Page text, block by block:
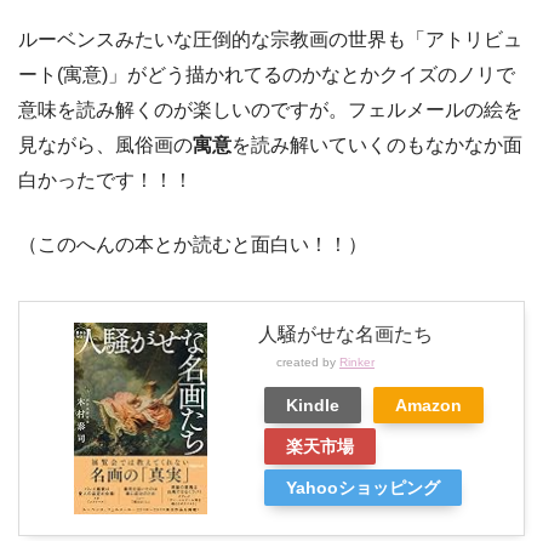
ルーベンスみたいな圧倒的な宗教画の世界も「アトリビュ
ート(寓意)」がどう描かれてるのかなとかクイズのノリで
意味を読み解くのが楽しいのですが。フェルメールの絵を
見ながら、風俗画の寓意を読み解いていくのもなかなか面
白かったです！！！
（このへんの本とか読むと面白い！！）
人騒がせな名画たち
created by Rinker
Kindle Amazon
楽天市場
Yahooショッピング